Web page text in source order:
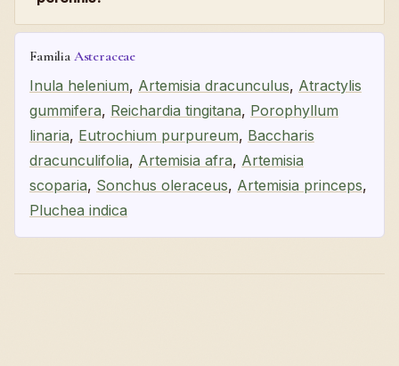
Familia Asteraceae
Inula helenium, Artemisia dracunculus, Atractylis
gummifera, Reichardia tingitana, Porophyllum
linaria, Eutrochium purpureum, Baccharis
dracunculifolia, Artemisia afra, Artemisia
scoparia, Sonchus oleraceus, Artemisia princeps,
Pluchea indica